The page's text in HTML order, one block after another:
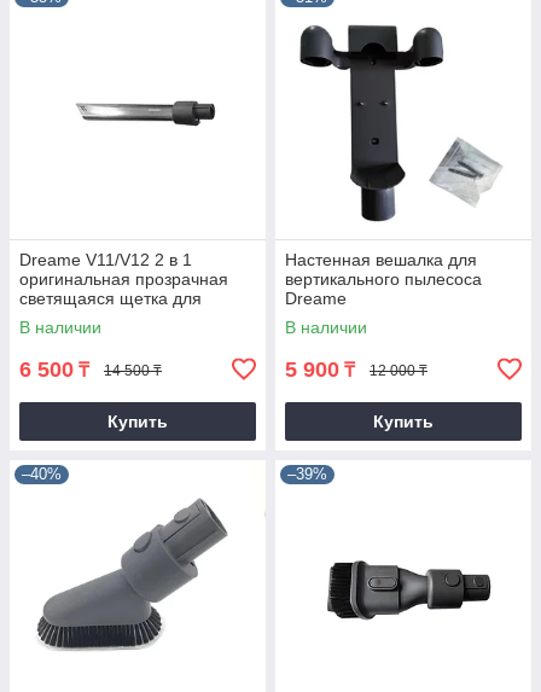
Dreame V11/V12 2 в 1
оригинальная прозрачная
светящаяся щетка для
удаления пыли
В наличии
6 500 ₸ 14 500 ₸
Купить
Настенная вешалка для
вертикального пылесоса
Dreame
V8/V9/V9p/V10/V11/V12
В наличии
5 900 ₸ 12 000 ₸
Купить
–40% –39%